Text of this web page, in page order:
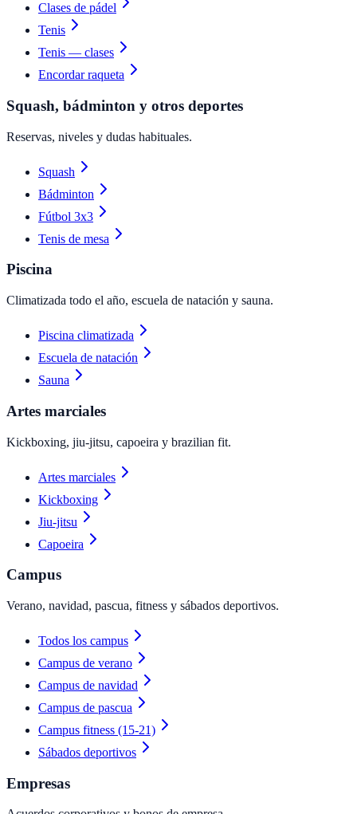
Clases de pádel
Tenis
Tenis — clases
Encordar raqueta
Squash, bádminton y otros deportes
Reservas, niveles y dudas habituales.
Squash
Bádminton
Fútbol 3x3
Tenis de mesa
Piscina
Climatizada todo el año, escuela de natación y sauna.
Piscina climatizada
Escuela de natación
Sauna
Artes marciales
Kickboxing, jiu-jitsu, capoeira y brazilian fit.
Artes marciales
Kickboxing
Jiu-jitsu
Capoeira
Campus
Verano, navidad, pascua, fitness y sábados deportivos.
Todos los campus
Campus de verano
Campus de navidad
Campus de pascua
Campus fitness (15-21)
Sábados deportivos
Empresas